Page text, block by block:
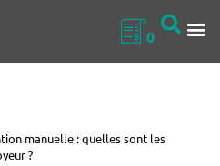
0
manuelle : quelles sont les
?